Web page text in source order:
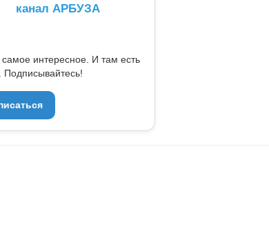
канал АРБУЗА
интересное. И там есть
Подписывайтесь!